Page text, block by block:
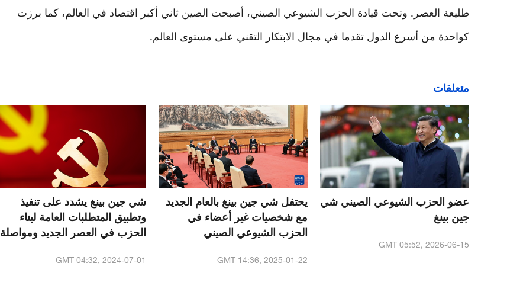
طليعة العصر. وتحت قيادة الحزب الشيوعي الصيني، أصبحت الصين ثاني أكبر اقتصاد في العالم، كما برزت
كواحدة من أسرع الدول تقدما في مجال الابتكار التقني على مستوى العالم.
متعلقات
عضو الحزب الشيوعي الصيني شي
جين بينغ
GMT 05:52, 2026-06-15
يحتفل شي جين بينغ بالعام الجديد
مع شخصيات غير أعضاء في
الحزب الشيوعي الصيني
GMT 14:36, 2025-01-22
شي جين بينغ يشدد على تنفيذ
وتطبيق المتطلبات العامة لبناء
الحزب في العصر الجديد ومواصلة
على نحو شامل خلال جلسة
GMT 04:32, 2024-07-01